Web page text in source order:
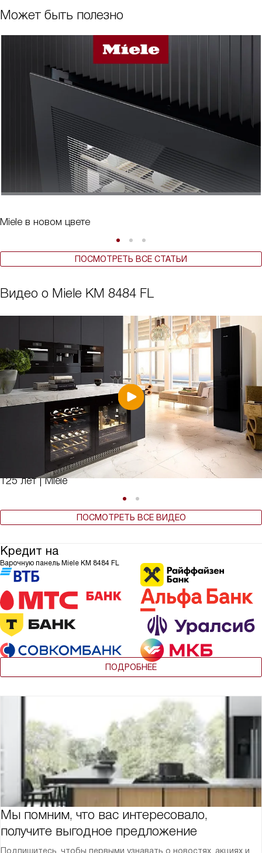
Может быть полезно
Miele в новом цвете
ПОСМОТРЕТЬ ВСЕ СТАТЬИ
Видео о Miele KM 8484 FL
125 лет | Miele
ПОСМОТРЕТЬ ВСЕ ВИДЕО
Кредит на
Варочную панель Miele KM 8484 FL
ПОДРОБНЕЕ
Мы помним, что вас интересовало,
получите выгодное предложение
Подпишитесь, чтобы первыми узнавать о новостях, акциях и